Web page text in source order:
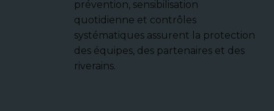
prévention, sensibilisation
quotidienne et contrôles
systématiques assurent la protection
des équipes, des partenaires et des
riverains.